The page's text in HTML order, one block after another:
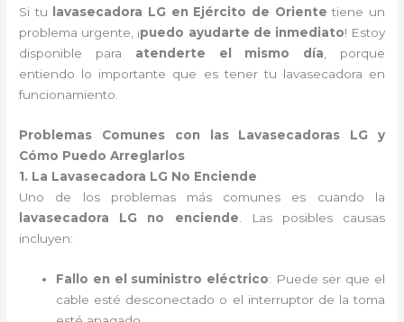
Si tu
lavasecadora LG en Ejército de Oriente tiene un
problema urgente, ¡puedo ayudarte de inmediato! Estoy
disponible para atenderte el mismo día, porque
entiendo lo importante que es tener tu lavasecadora en
funcionamiento.
Problemas Comunes con las Lavasecadoras LG y
Cómo Puedo Arreglarlos
1. La Lavasecadora LG No Enciende
Uno de los problemas más comunes es cuando la
lavasecadora LG no enciende. Las posibles causas
incluyen:
Fallo en el suministro eléctrico: Puede ser que el
cable esté desconectado o el interruptor de la toma